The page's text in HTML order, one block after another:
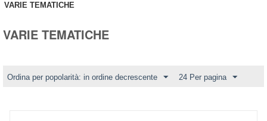
VARIE TEMATICHE
VARIE TEMATICHE
Ordina per popolarità: in ordine decrescente 24 Per pagina